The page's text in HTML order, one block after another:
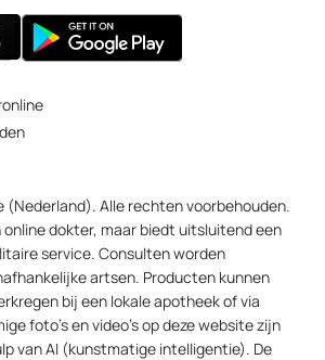
Alle rechten voorbehouden.
online dokter, maar biedt uitsluitend een
service. Consulten worden
artsen. Producten kunnen
bij een lokale apotheek of via
foto’s en video’s op deze website zijn
van AI (kunstmatige intelligentie). De